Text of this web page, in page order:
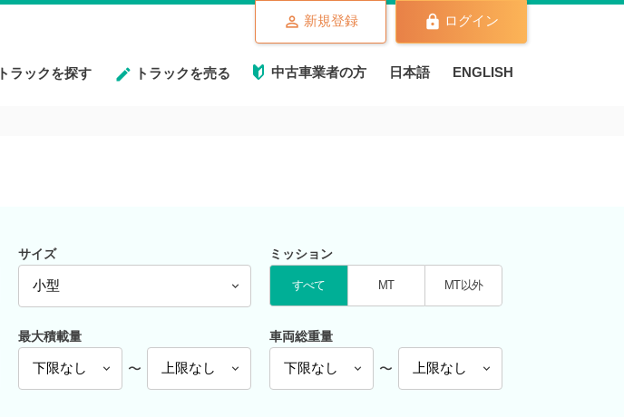
トラックを探す トラックを売る 中古車業者の方 日本語 ENGLISH
新規登録 ログイン
サイズ ミッション
すべて MT MT以外
最大積載量
〜
車両総重量
〜